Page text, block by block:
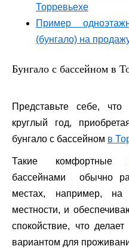
Торревьехе
Пример
(бунгало) на
Бунгало с бассейном в
Представьте себе,
круглый год,
бунгало с бассейном в
Такие комфортные
бассейнами обычно
местах, например,
местности, и
спокойствие, что
вариантом для